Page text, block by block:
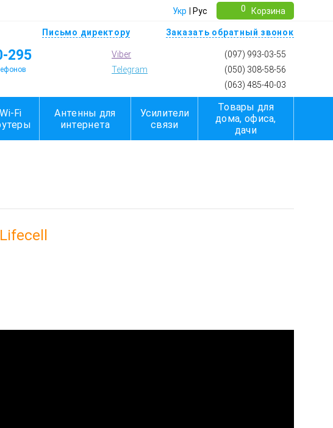
Укр Рус 0 Корзина
Письмо директору Заказать обратный звонок
295
Viber
Telegram
(097) 993-03-55
(050) 308-58-56
(063) 485-40-03
Wi-Fi
Антенны для
интернета
Усилители
связи
Товары для
дома, офиса,
дачи